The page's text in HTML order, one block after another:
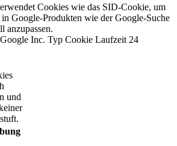
Cookies wie das SID-Cookie, um
Google-Produkten wie der Google-Suche
anzupassen.
Google Inc. Typ Cookie Laufzeit 24
und